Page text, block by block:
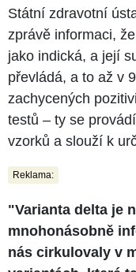
Státní zdravotní
zprávě informaci,
jako indická, a její
převládá, a to až v
zachycených
testů – ty se
vzorků a slouží k
Reklama:
"Varianta delta je
mnohonásobně
nás cirkulovaly v